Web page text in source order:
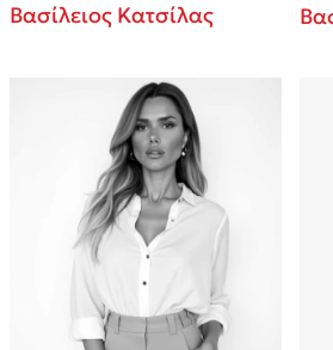
Βασίλειος Κατσίλας